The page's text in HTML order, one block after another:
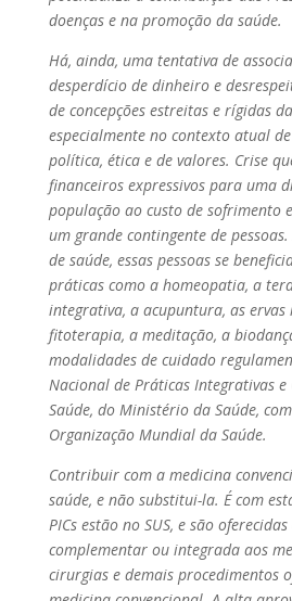
doenças e na promoção da saúde.
Há, ainda, uma tentativa de
desperdício de dinheiro e
de concepções estreitas e rígidas
especialmente no contexto atual
política, ética e de valores. Crise
financeiros expressivos para uma
população ao custo de sofrimento
um grande contingente de
de saúde, essas pessoas se
práticas como a homeopatia, a
integrativa, a acupuntura, as ervas
fitoterapia, a meditação, a
modalidades de cuidado
Nacional de Práticas Integrativas e
Saúde, do Ministério da Saúde,
Organização Mundial da Saúde.
Contribuir com a medicina
saúde, e não substitui-la. É com
PICs estão no SUS, e são
complementar ou integrada aos
cirurgias e demais procedimentos